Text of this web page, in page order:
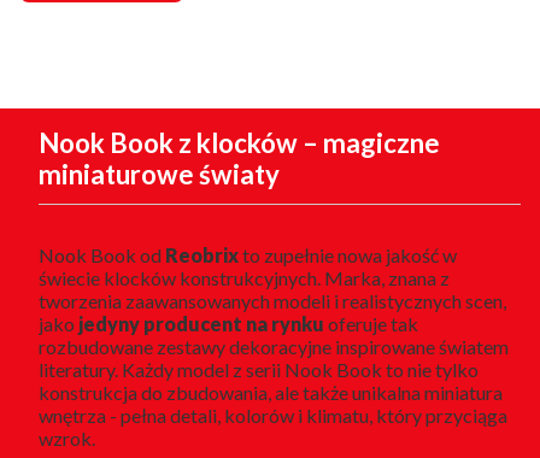
Nook Book z klocków – magiczne
miniaturowe światy
Nook Book od Reobrixto zupełnie nowa jakość w
świecie klocków konstrukcyjnych. Marka, znana z
tworzenia zaawansowanych modeli i realistycznych scen,
jako jedyny producent na rynku oferuje tak
rozbudowane zestawy dekoracyjne inspirowane światem
literatury. Każdy model z serii Nook Book to nie tylko
konstrukcja do zbudowania, ale także unikalna miniatura
wnętrza - pełna detali, kolorów i klimatu, który przyciąga
wzrok.